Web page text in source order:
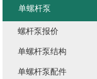
单螺杆泵
螺杆泵报价
单螺杆泵结构
单螺杆泵配件